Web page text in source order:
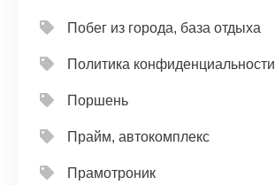
Побег из города, база отдыха
Политика конфиденциальности
Поршень
Прайм, автокомплекс
Прамотроник